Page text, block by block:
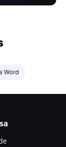
Word